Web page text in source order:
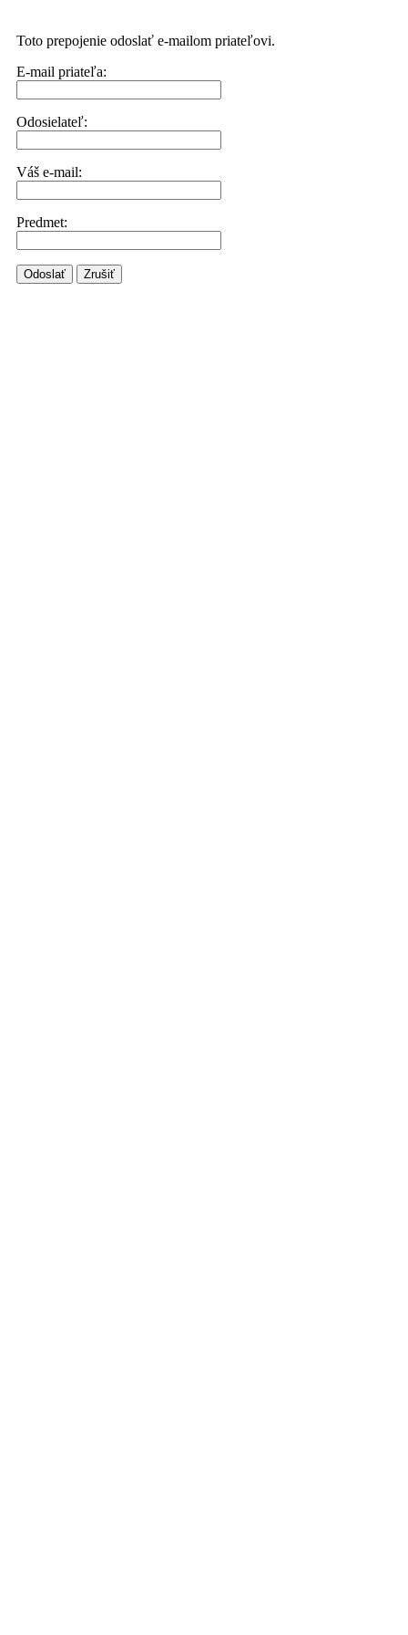
Toto prepojenie odoslať e-mailom priateľovi.
E-mail priateľa:
Odosielateľ:
Váš e-mail:
Predmet:
Odoslať Zrušiť